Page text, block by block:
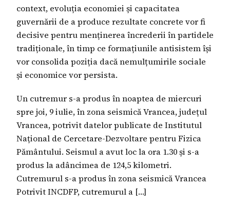
context, evoluția economiei și capacitatea
guvernării de a produce rezultate concrete vor fi
decisive pentru menținerea încrederii în partidele
tradiționale, în timp ce formațiunile antisistem își
vor consolida poziția dacă nemulțumirile sociale
și economice vor persista.
Un cutremur s-a produs în noaptea de miercuri
spre joi, 9 iulie, în zona seismică Vrancea, județul
Vrancea, potrivit datelor publicate de Institutul
Național de Cercetare-Dezvoltare pentru Fizica
Pământului. Seismul a avut loc la ora 1.30 și s-a
produs la adâncimea de 124,5 kilometri.
Cutremurul s-a produs în zona seismică Vrancea
Potrivit INCDFP, cutremurul a […]